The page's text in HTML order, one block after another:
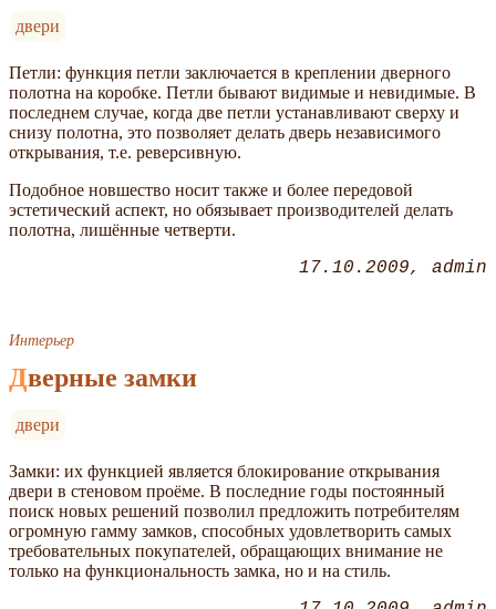
двери
Петли: функция петли заключается в креплении дверного
полотна на коробке. Петли бывают видимые и невидимые. В
последнем случае, когда две петли устанавливают сверху и
снизу полотна, это позволяет делать дверь независимого
открывания, т.е. реверсивную.
Подобное новшество носит также и более передовой
эстетический аспект, но обязывает производителей делать
полотна, лишённые четверти.
17.10.2009 admin
Интерьер
Дверные замки
двери
Замки: их функцией является блокирование открывания
двери в стеновом проёме. В последние годы постоянный
поиск новых решений позволил предложить потребителям
огромную гамму замков, способных удовлетворить самых
требовательных покупателей, обращающих внимание не
только на функциональность замка, но и на стиль.